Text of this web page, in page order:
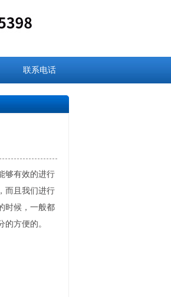
联系电话
够有效的进行
而且我们进行
时候，一般都
方便的。